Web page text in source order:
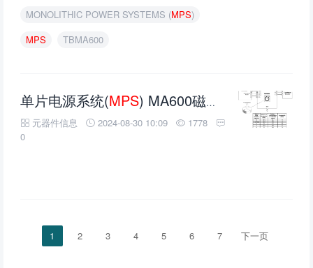
MONOLITHIC POWER SYSTEMS (MPS)
MPS
TBMA600
单片电源系统(MPS) MA600磁角传感器的介绍、特性、及应用
元器件信息 2024-08-30 10:09
1778
0
1 2 3 4 5 6 7 下一页